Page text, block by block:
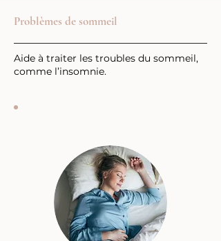
Problèmes de sommeil
Aide à traiter les troubles du sommeil,
comme l’insomnie.